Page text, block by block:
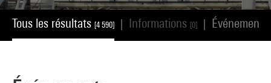
Tous les résultats [4 590] Informations [0] Événements